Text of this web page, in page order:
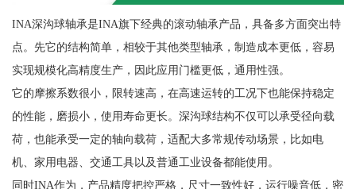
INA深沟球轴承是INA旗下经典的滚动轴承产品，具备多方面突出特
点。先它的结构简单，相较于其他类型轴承，制造成本更低，容易
实现规模化高精度生产，因此应用门槛更低，通用性强。
它的摩擦系数很小，限转速高，在高速运转的工况下也能保持稳定
的性能，磨损小，使用寿命更长。深沟球结构不仅可以承受径向载
荷，也能承受一定的轴向载荷，适配大多常规传动场景，比如电
机、家用电器、交通工具以及普通工业设备都能使用。
同时INA作为，产品精度把控严格，尺寸一致性好，运行噪音低，密